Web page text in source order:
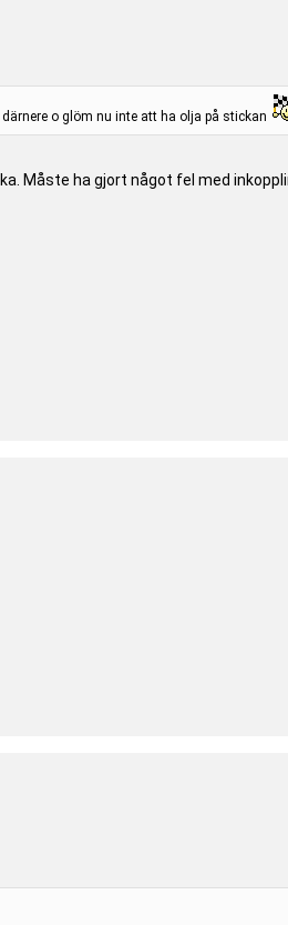
o glöm nu inte att ha olja på stickan
Måste ha gjort något fel med